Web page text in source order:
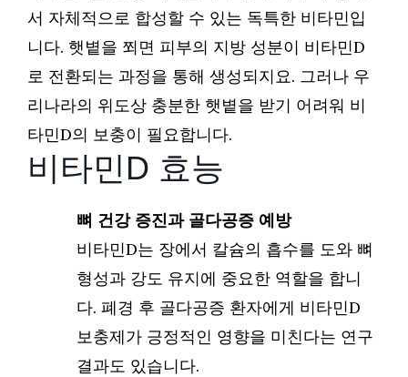
서 자체적으로 합성할 수 있는 독특한 비타민입
니다. 햇볕을 쬐면 피부의 지방 성분이 비타민D
로 전환되는 과정을 통해 생성되지요. 그러나 우
리나라의 위도상 충분한 햇볕을 받기 어려워 비
타민D의 보충이 필요합니다.
비타민D 효능
뼈 건강 증진과 골다공증 예방
비타민D는 장에서 칼슘의 흡수를 도와 뼈
형성과 강도 유지에 중요한 역할을 합니
다. 폐경 후 골다공증 환자에게 비타민D
보충제가 긍정적인 영향을 미친다는 연구
결과도 있습니다.